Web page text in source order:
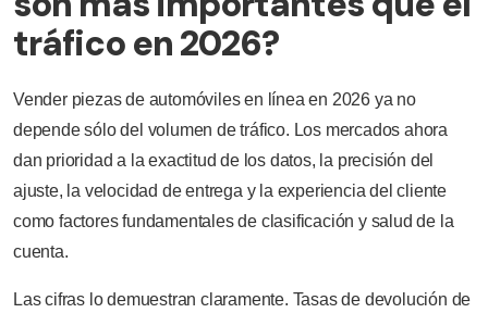
tráfico en 2026?
Vender piezas de automóviles en línea en 2026 ya no
depende sólo del volumen de tráfico. Los mercados ahora
dan prioridad a la exactitud de los datos, la precisión del
ajuste, la velocidad de entrega y la experiencia del cliente
como factores fundamentales de clasificación y salud de la
cuenta.
Las cifras lo demuestran claramente. Tasas de devolución de